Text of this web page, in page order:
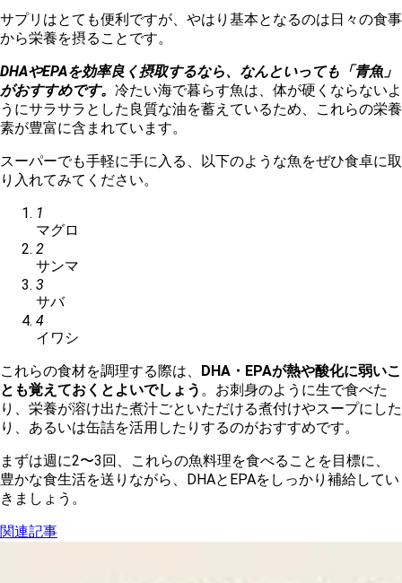
サプリはとても便利ですが、やはり基本となるのは日々の食事
から栄養を摂ることです。
DHAやEPAを効率良く摂取するなら、なんといっても「青魚」
がおすすめです。 冷たい海で暮らす魚は、体が硬くならないよ
うにサラサラとした良質な油を蓄えているため、これらの栄養
素が豊富に含まれています。
スーパーでも手軽に手に入る、以下のような魚をぜひ食卓に取
り入れてみてください。
1
マグロ
2
サンマ
3
サバ
4
イワシ
これらの食材を調理する際は、 DHA・EPAが熱や酸化に弱いこ
とも覚えておくとよいでしょう 。お刺身のように生で食べた
り、栄養が溶け出た煮汁ごといただける煮付けやスープにした
り、あるいは缶詰を活用したりするのがおすすめです。
まずは週に2〜3回、これらの魚料理を食べることを目標に、
豊かな食生活を送りながら、DHAとEPAをしっかり補給してい
きましょう。
関連記事